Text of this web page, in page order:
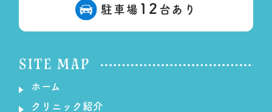
駐車場 12 台あり
SITE MAP
ホーム
クリニック紹介